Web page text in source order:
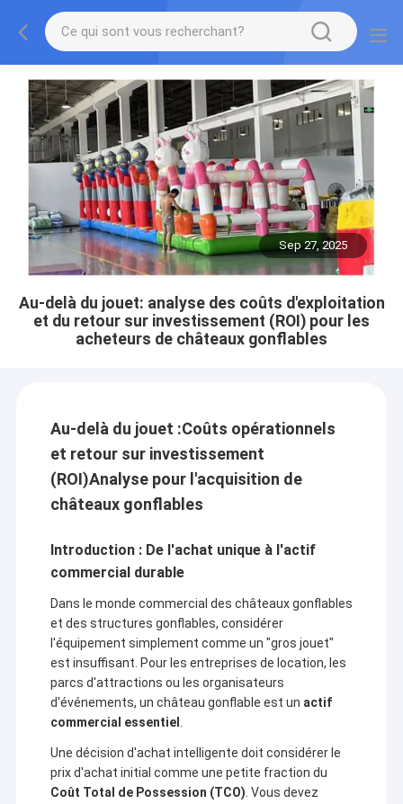
Sep 27, 2025
Au-delà du jouet: analyse des coûts d'exploitation
et du retour sur investissement (ROI) pour les
acheteurs de châteaux gonflables
Au-delà du jouet :Coûts opérationnels
et retour sur investissement
(ROI)Analyse pour l'acquisition de
châteaux gonflables
Introduction : De l'achat unique à l'actif
commercial durable
Dans le monde commercial des châteaux gonflables
et des structures gonflables, considérer
l'équipement simplement comme un "gros jouet"
est insuffisant. Pour les entreprises de location, les
parcs d'attractions ou les organisateurs
d'événements, un château gonflable est un actif
commercial essentiel .
Une décision d'achat intelligente doit considérer le
prix d'achat initial comme une petite fraction du
Coût Total de Possession (TCO). Vous devez